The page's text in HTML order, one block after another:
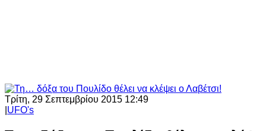
Τρίτη, 29 Σεπτεμβρίου 2015 12:49
UFO's